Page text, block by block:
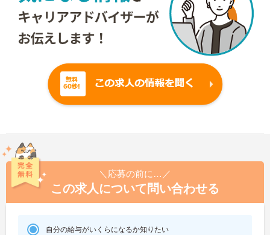
＼応募の前に…／
この求人について問い合わせる
自分の給与がいくらになるか知りたい